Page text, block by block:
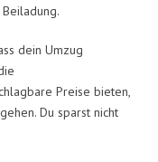
dein Umzug
Preise bieten,
Du sparst nicht